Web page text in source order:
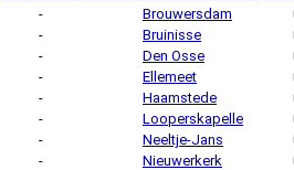
- Brouwersdam
- Bruinisse
- Den Osse
- Ellemeet
- Haamstede
- Looperskapelle
- Neeltje-Jans
- Nieuwerkerk